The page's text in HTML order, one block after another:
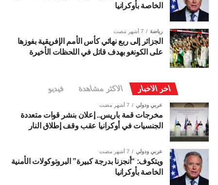
الخاصة بأوكرانيا
رياضة 7 أشهر مضت
الجزائر إلى ربع نهائي كأس الأمم الإفريقية بفوزها
على الكونغو بهدف قاتل في اللحظات الأخيرة
اخر الاخبار الاكثر مشاهدة فيديو
عربي ودولي 7 أشهر مضت
مخرجات قمة باريس.. إعلان بنشر قوات متعددة
الجنسيات في أوكرانيا عقب وقف إطلاق النار
عربي ودولي 7 أشهر مضت
ويتكوف: “أنجزنا بدرجة كبيرة” البروتوكولات الأمنية
الخاصة بأوكرانيا